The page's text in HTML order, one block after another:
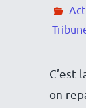
C’est
on